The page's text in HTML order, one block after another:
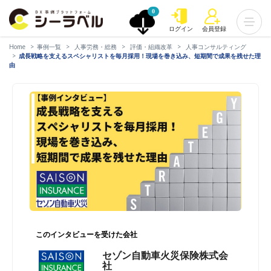
0
ログイン 会員登録
Home 事例一覧 人事労務・総務 評価・組織改革
人事コンサルティング
成長戦略を支えるスペシャリストを毎月採用！現場を巻き込み、短期間で成果を残せた理
由
このインタビューを受けた会社
セゾン自動車火災保険株式会
社